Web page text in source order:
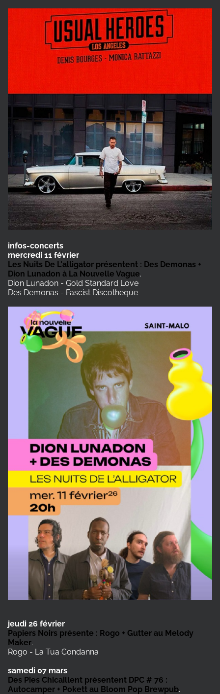
infos-concerts
mercredi 11 février
Les Nuits De L'alligator présentent : Des Demonas +
Dion Lunadon à La Nouvelle Vague.
Dion Lunadon - Gold Standard Love
Des Demonas - Fascist Discotheque
jeudi 26 février
Papiers Noirs présente : Rogo + Gutter au Melody
Maker.
Rogo - La Tua Condanna
samedi 07 mars
Des Pies Chicaillent présentent DPC # 76 :
Autocamper + Pokett au Bloom Pop Brewpub.